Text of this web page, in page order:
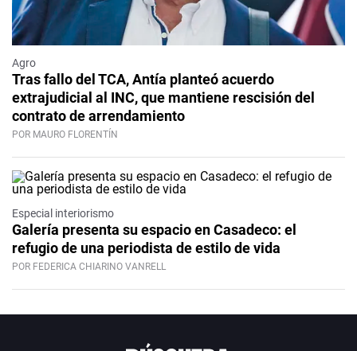
Agro
Tras fallo del TCA, Antía planteó acuerdo
extrajudicial al INC, que mantiene rescisión del
contrato de arrendamiento
POR MAURO FLORENTÍN
Especial interiorismo
Galería presenta su espacio en Casadeco: el
refugio de una periodista de estilo de vida
POR FEDERICA CHIARINO VANRELL